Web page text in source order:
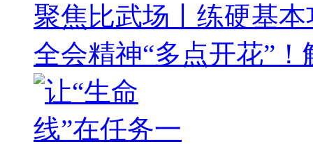
聚焦比武场丨练硬基
全会精神“多点开花”